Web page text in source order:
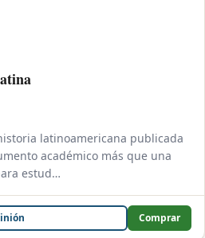
latinoamericana publicada
académico más que una
estud…
Comprar